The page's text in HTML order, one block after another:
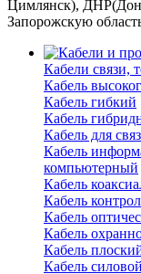
Цимлянск),
Запорожскую
Кабели связи,
Кабель
Кабель гибкий
Кабель
Кабель для
Кабель
компьютерный
Кабель
Кабель
Кабель
Кабель
Кабель
Кабель